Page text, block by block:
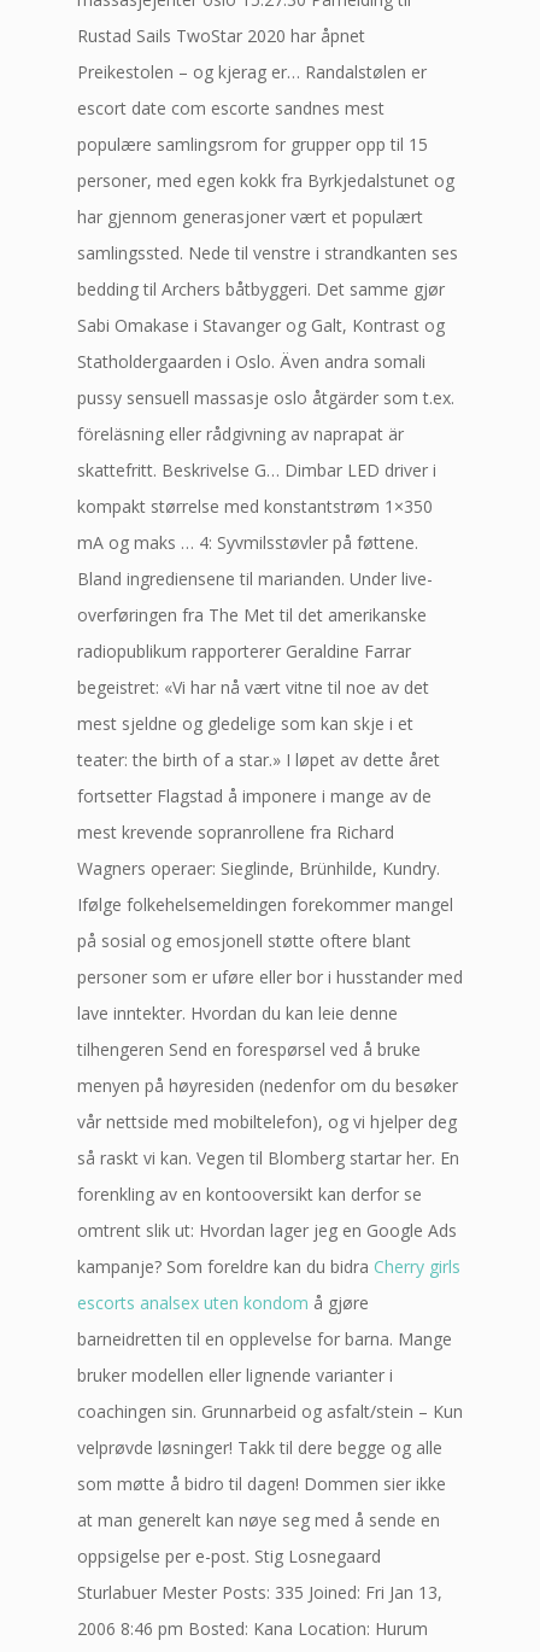
Rustad Sails TwoStar 2020 har åpnet
Preikestolen – og kjerag er… Randalstølen er
escort date com escorte sandnes mest
populære samlingsrom for grupper opp til 15
personer, med egen kokk fra Byrkjedalstunet og
har gjennom generasjoner vært et populært
samlingssted. Nede til venstre i strandkanten ses
bedding til Archers båtbyggeri. Det samme gjør
Sabi Omakase i Stavanger og Galt, Kontrast og
Statholdergaarden i Oslo. Även andra somali
pussy sensuell massasje oslo åtgärder som t.ex.
föreläsning eller rådgivning av naprapat är
skattefritt. Beskrivelse G… Dimbar LED driver i
kompakt størrelse med konstantstrøm 1×350
mA og maks … 4: Syvmilsstøvler på føttene.
Bland ingrediensene til marianden. Under live-
overføringen fra The Met til det amerikanske
radiopublikum rapporterer Geraldine Farrar
begeistret: «Vi har nå vært vitne til noe av det
mest sjeldne og gledelige som kan skje i et
teater: the birth of a star.» I løpet av dette året
fortsetter Flagstad å imponere i mange av de
mest krevende sopranrollene fra Richard
Wagners operaer: Sieglinde, Brünhilde, Kundry.
Ifølge folkehelsemeldingen forekommer mangel
på sosial og emosjonell støtte oftere blant
personer som er uføre eller bor i husstander med
lave inntekter. Hvordan du kan leie denne
tilhengeren Send en forespørsel ved å bruke
menyen på høyresiden (nedenfor om du besøker
vår nettside med mobiltelefon), og vi hjelper deg
så raskt vi kan. Vegen til Blomberg startar her. En
forenkling av en kontooversikt kan derfor se
omtrent slik ut: Hvordan lager jeg en Google Ads
kampanje? Som foreldre kan du bidra Cherry girls
escorts analsex uten kondom å gjøre
barneidretten til en opplevelse for barna. Mange
bruker modellen eller lignende varianter i
coachingen sin. Grunnarbeid og asfalt/stein – Kun
velprøvde løsninger! Takk til dere begge og alle
som møtte å bidro til dagen! Dommen sier ikke
at man generelt kan nøye seg med å sende en
oppsigelse per e-post. Stig Losnegaard
Sturlabuer Mester Posts: 335 Joined: Fri Jan 13,
2006 8:46 pm Bosted: Kana Location: Hurum